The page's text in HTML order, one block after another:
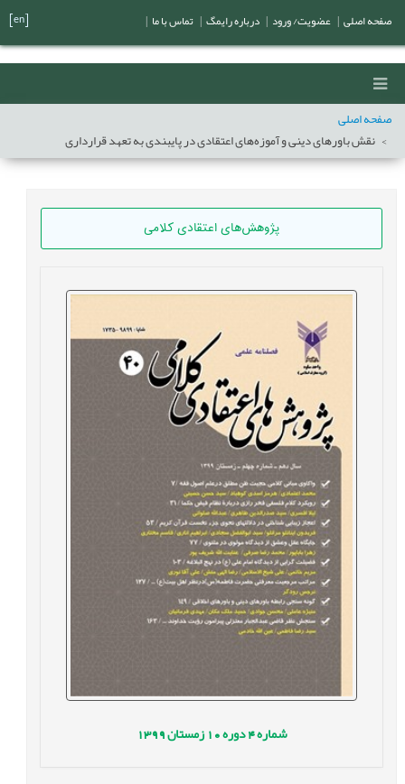
صفحه اصلی
نقش باورهای دینی و آموزه‌های اعتقادی در پایبندی به تعهد قرارداری
پژوهش‌های اعتقادی کلامی
شماره4 دوره10 زمستان1399
صفحه اصلی عضویت/ ورود درباره رایمگ تماس با ما